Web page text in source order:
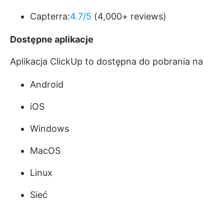
Capterra:4.7/5 (4,000+ reviews)
Dostępne aplikacje
Aplikacja ClickUp to dostępna do pobrania na
Android
iOS
Windows
MacOS
Linux
Sieć